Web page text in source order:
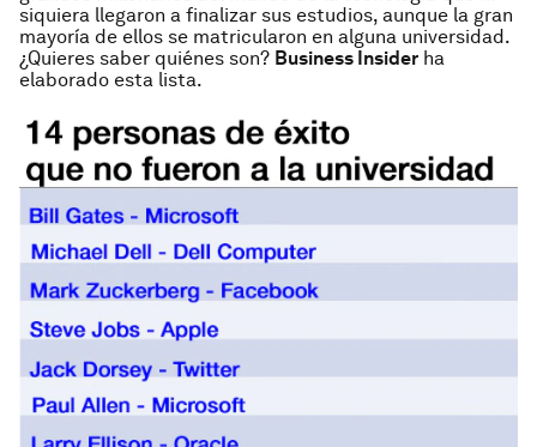
siquiera llegaron a finalizar sus estudios, aunque la gran
mayoría de ellos se matricularon en alguna universidad.
¿Quieres saber quiénes son? Business Insider ha
elaborado esta lista.